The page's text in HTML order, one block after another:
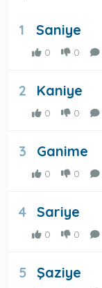
1 Saniye
0 0
2 Kaniye
0 0
3 Ganime
0 0
4 Sariye
0 0
5 Şaziye